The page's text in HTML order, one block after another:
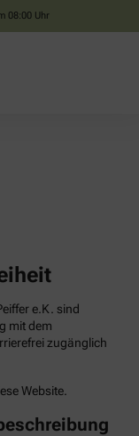
08:00 Uhr
e.K. sind
mit dem
zugänglich
Website.